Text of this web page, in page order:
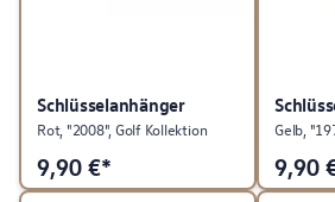
Schlüsselanhänger
Rot, "2008", Golf Kollektion
9,90 €*
Gelb,
9,90